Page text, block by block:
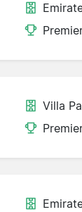
Villa